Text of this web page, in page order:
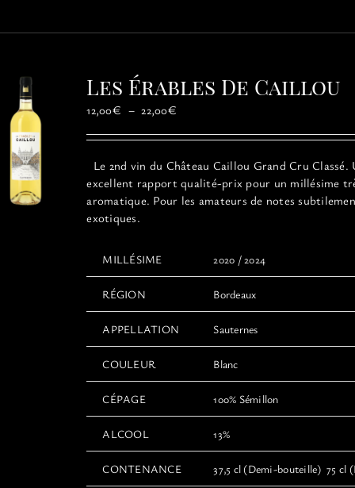
variations.
peuvent
sur
page
du
produit
Les Érables De Caillou
12,00€ – 22,00€Plage
prix :
12,00€
à
22,00€
Le 2nd vin du Château Caillou Grand Cru Classé.
excellent rapport qualité-prix pour un millésime
aromatique. Pour les amateurs de notes
exotiques.
MILLÉSIME 2020 / 2024
RÉGION Bordeaux
APPELLATION Sauternes
COULEUR Blanc
CÉPAGE 100% Sémillon
ALCOOL 13%
CONTENANCE 37,5 cl (Demi-bouteille) 75 cl